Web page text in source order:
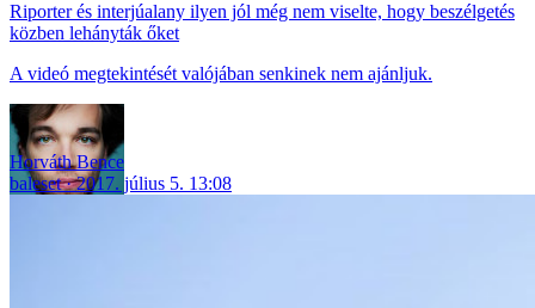
Riporter és interjúalany ilyen jól még nem viselte, hogy beszélgetés
közben lehányták őket
A videó megtekintését valójában senkinek nem ajánljuk.
Horváth Bence
baleset
2017. július 5. 13:08